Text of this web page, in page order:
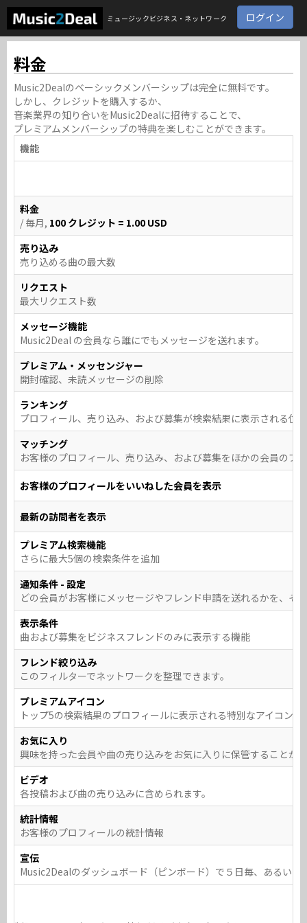
ミュージックビジネス・ネットワーク ログイン
料金
Music2Dealのベーシックメンバーシップは完全に無料です。
しかし、クレジットを購入するか、
音楽業界の知り合いをMusic2Dealに招待することで、
プレミアムメンバーシップの特典を楽しむことができます。
機能
料金
/ 毎月, 100 クレジット = 1.00 USD
売り込み
売り込める曲の最大数
リクエスト
最大リクエスト数
メッセージ機能
Music2Deal の会員なら誰にでもメッセージを送れます。
プレミアム・メッセンジャー
開封確認、未読メッセージの削除
ランキング
プロフィール、売り込み、および募集が検索結果に表示される位置
マッチング
お客様のプロフィール、売り込み、および募集をほかの会員のプ
お客様のプロフィールをいいねした会員を表示
最新の訪問者を表示
プレミアム検索機能
さらに最大5個の検索条件を追加
通知条件 - 設定
どの会員がお客様にメッセージやフレンド申請を送れるかを、そ
表示条件
曲および募集をビジネスフレンドのみに表示する機能
フレンド絞り込み
このフィルターでネットワークを整理できます。
プレミアムアイコン
トップ5の検索結果のプロフィールに表示される特別なアイコン
お気に入り
興味を持った会員や曲の売り込みをお気に入りに保管することが
ビデオ
各投稿および曲の売り込みに含められます。
統計情報
お客様のプロフィールの統計情報
宣伝
Music2Dealのダッシュボード（ピンボード）で５日毎、あるい